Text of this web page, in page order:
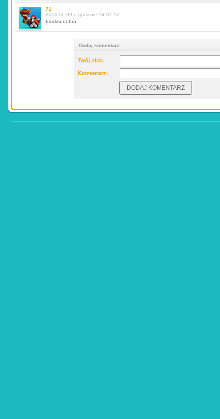
71
2016-06-09 o godzinie 14:02:27
bardzo dobra
Dodaj komentarz
Twój nick:
Komentarz: